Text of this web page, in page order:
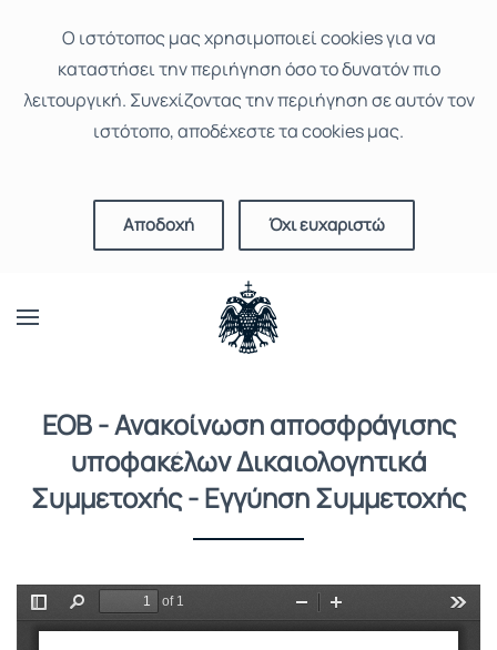
Ο ιστότοπoς μας χρησιμοποιεί cookies για να
καταστήσει την περιήγηση όσο το δυνατόν πιο
λειτουργική. Συνεχίζοντας την περιήγηση σε αυτόν τον
ιστότοπο, αποδέχεστε τα cookies μας.
Αποδοχή Όχι ευχαριστώ
EOB - Ανακοίνωση αποσφράγισης
υποφακέλων Δικαιολογητικά
Συμμετοχής - Εγγύηση Συμμετοχής